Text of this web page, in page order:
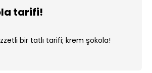
tarifi!
bir tatlı tarifi; krem şokola!